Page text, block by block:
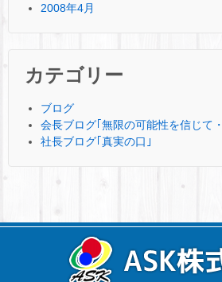
2008年4月
カテゴリー
ブログ
会長ブログ｢無限の可能性を信じて
社長ブログ｢真実の口｣